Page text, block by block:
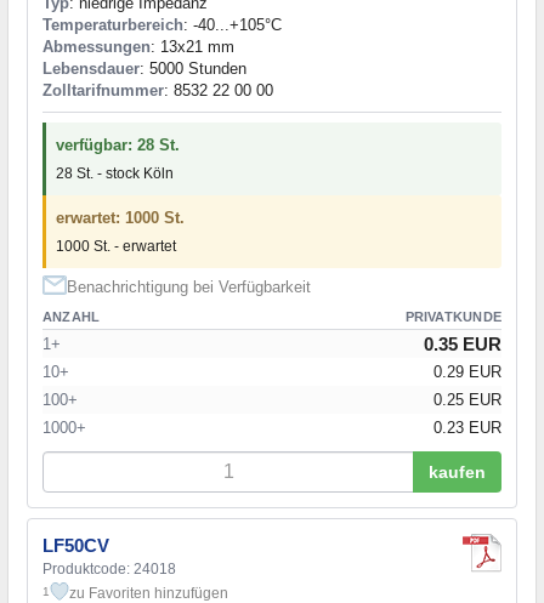
Temperaturbereich: -40...+105°C
Abmessungen: 13x21 mm
Lebensdauer: 5000 Stunden
Zolltarifnummer: 8532 22 00 00
verfügbar: 28 St.
28 St. - stock Köln
erwartet: 1000 St.
1000 St. - erwartet
Benachrichtigung bei Verfügbarkeit
ANZAHL PRIVATKUNDE
1+ 0.35 EUR
10+
0.29 EUR
100+
0.25 EUR
1000+
0.23 EUR
kaufen
LF50CV
Produktcode: 24018
1 zu Favoriten hinzufügen